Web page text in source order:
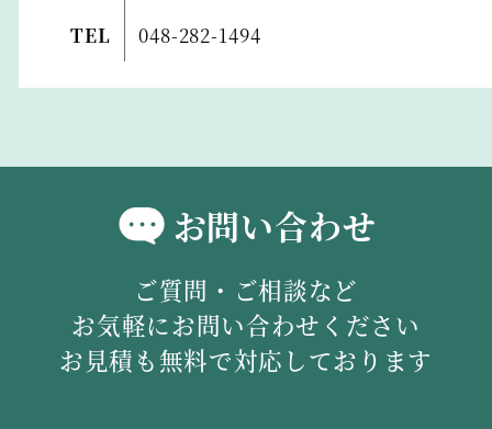
TEL 048-282-1494
お問い合わせ
ご質問・ご相談など
お気軽にお問い合わせください
お見積も無料で対応しております